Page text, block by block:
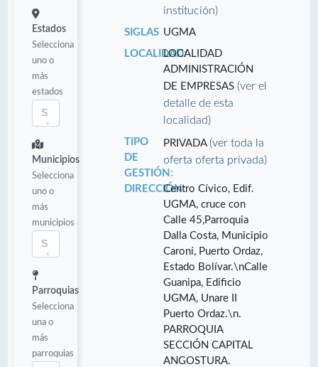
Estados
Selecciona
uno o
más
estados
Municipios
Selecciona
uno o
más
municipios
Parroquias
Selecciona
una o
más
parroquias
institución)
SIGLAS UGMA
LOCALIDAD:LOCALIDAD
ADMINISTRACIÓN
DE EMPRESAS(ver el
detalle de esta
localidad)
TIPO
DE
GESTIÓN:
PRIVADA(ver toda la
oferta oferta privada)
DIRECCIÓN:Centro Cívico, Edif.
UGMA, cruce con
Calle 45,Parroquia
Dalla Costa, Municipio
Caroní, Puerto Ordaz,
Estado Bolívar.\nCalle
Guanipa, Edificio
UGMA, Unare II
Puerto Ordaz.\n.
PARROQUIA
SECCIÓN CAPITAL
ANGOSTURA.